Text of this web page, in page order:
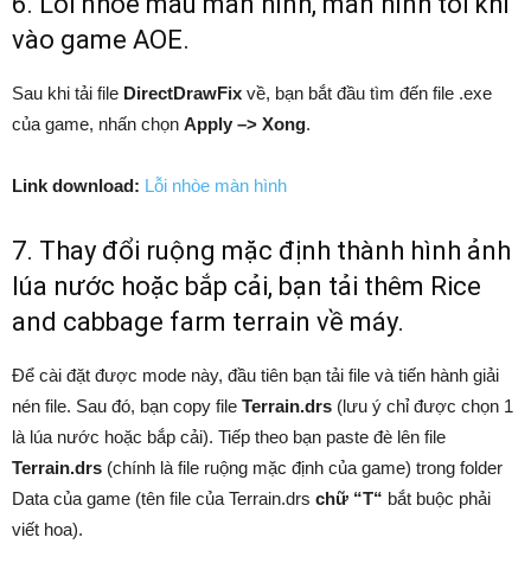
vào game AOE.
Sau khi tải file DirectDrawFix về, bạn bắt đầu tìm đến file .exe
của game, nhấn chọn Apply –> Xong.
Link download: Lỗi nhòe màn hình
7. Thay đổi ruộng mặc định thành hình ảnh
lúa nước hoặc bắp cải, bạn tải thêm Rice
and cabbage farm terrain về máy.
Để cài đặt được mode này, đầu tiên bạn tải file và tiến hành giải
nén file. Sau đó, bạn copy file Terrain.drs (lưu ý chỉ được chọn 1
là lúa nước hoặc bắp cải). Tiếp theo bạn paste đè lên file
Terrain.drs (chính là file ruộng mặc định của game) trong folder
Data của game (tên file của Terrain.drs chữ “T“ bắt buộc phải
viết hoa).